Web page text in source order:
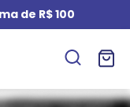
de R$ 100